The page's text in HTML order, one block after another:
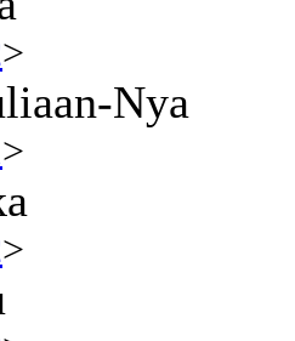
>
Nya
>
>